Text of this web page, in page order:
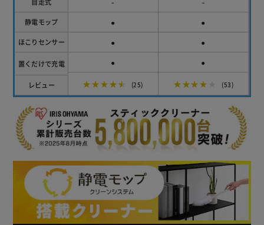
静電モップ
ほこりセンサー
置くだけで充電
レビュー
●
●
●
★★★★★ (25)
●
●
●
★★★★★ (53)